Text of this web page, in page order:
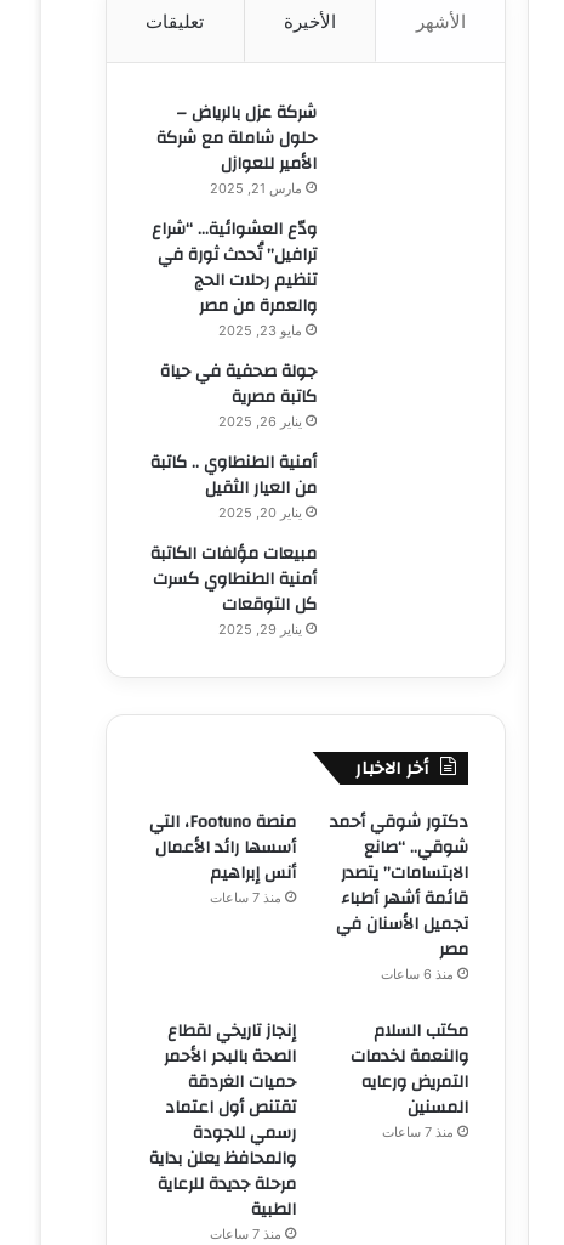
الأشهر الأخيرة تعليقات
شركة عزل بالرياض –
حلول شاملة مع شركة
الأمير للعوازل
مارس 21, 2025
ودّع العشوائية… “شراع
ترافيل” تُحدث ثورة في
تنظيم رحلات الحج
والعمرة من مصر
مايو 23, 2025
جولة صحفية في حياة
كاتبة مصرية
يناير 26, 2025
أمنية الطنطاوي .. كاتبة
من العيار الثقيل
يناير 20, 2025
مبيعات مؤلفات الكاتبة
أمنية الطنطاوي كسرت
كل التوقعات
يناير 29, 2025
أخر الاخبار
دكتور شوقي أحمد
شوقي.. “صانع
الابتسامات” يتصدر
قائمة أشهر أطباء
تجميل الأسنان في
مصر
منذ 6 ساعات
منصة Footuno، التي
أسسها رائد الأعمال
أنس إبراهيم
منذ 7 ساعات
مكتب السلام
والنعمة لخدمات
التمريض ورعايه
المسنين
منذ 7 ساعات
إنجاز تاريخي لقطاع
الصحة بالبحر الأحمر
حميات الغردقة
تقتنص أول اعتماد
رسمي للجودة
والمحافظ يعلن بداية
مرحلة جديدة للرعاية
الطبية
منذ 7 ساعات